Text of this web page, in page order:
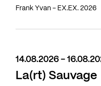
Frank Yvan - EX.EX. 2026
14.08.2026 -
La(rt) Sauvage